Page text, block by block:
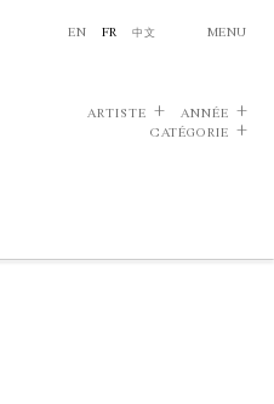
EN FR 中文 MENU
ARTISTE
ANNÉE
CATÉGORIE